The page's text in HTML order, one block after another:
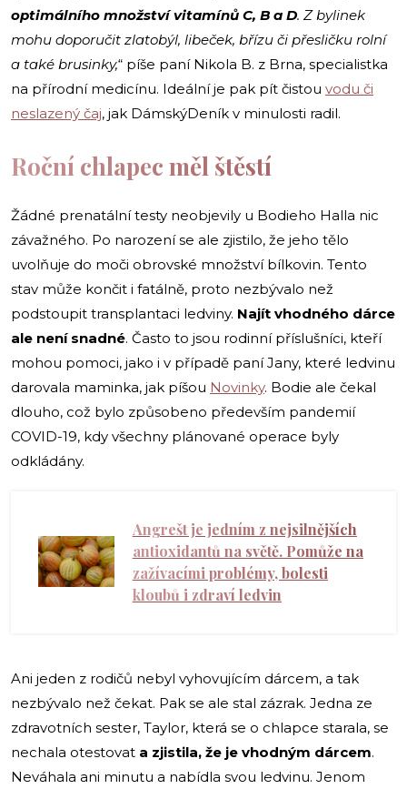
optimálního množství vitamínů C, B a D. Z bylinek
mohu doporučit zlatobýl, libeček, břízu či přesličku rolní
a také brusinky,“ píše paní Nikola B. z Brna, specialistka
na přírodní medicínu. Ideální je pak pít čistou vodu či
neslazený čaj, jak DámskýDeník v minulosti radil.
Roční chlapec měl štěstí
Žádné prenatální testy neobjevily u Bodieho Halla nic
závažného. Po narození se ale zjistilo, že jeho tělo
uvolňuje do moči obrovské množství bílkovin. Tento
stav může končit i fatálně, proto nezbývalo než
podstoupit transplantaci ledviny. Najít vhodného dárce
ale není snadné. Často to jsou rodinní příslušníci, kteří
mohou pomoci, jako i v případě paní Jany, které ledvinu
darovala maminka, jak píšou Novinky. Bodie ale čekal
dlouho, což bylo způsobeno především pandemií
COVID-19, kdy všechny plánované operace byly
odkládány.
Angrešt je jedním z nejsilnějších
antioxidantů na světě. Pomůže na
zažívacími problémy, bolesti
kloubů i zdraví ledvin
Ani jeden z rodičů nebyl vyhovujícím dárcem, a tak
nezbývalo než čekat. Pak se ale stal zázrak. Jedna ze
zdravotních sester, Taylor, která se o chlapce starala, se
nechala otestovat a zjistila, že je vhodným dárcem.
Neváhala ani minutu a nabídla svou ledvinu. Jenom